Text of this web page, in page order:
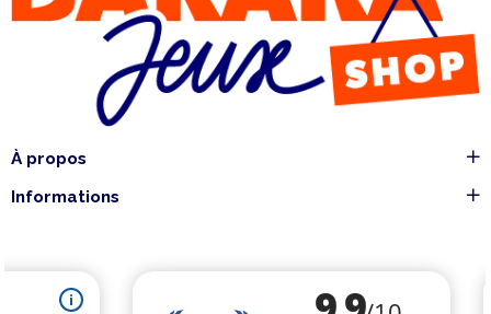
À propos
Informations